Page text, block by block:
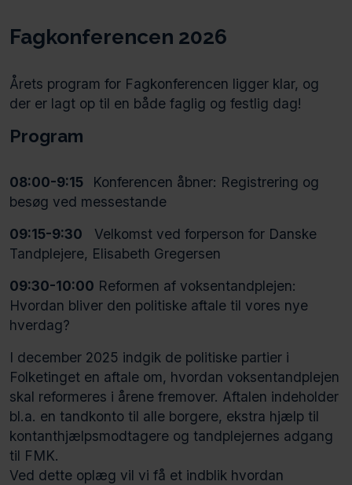
Fagkonferencen 2026
Årets program for Fagkonferencen ligger klar, og
der er lagt op til en både faglig og festlig dag!
Program
08:00-9:15 Konferencen åbner: Registrering og
besøg ved messestande
09:15-9:30 Velkomst ved forperson for Danske
Tandplejere, Elisabeth Gregersen
09:30-10:00 Reformen af voksentandplejen:
Hvordan bliver den politiske aftale til vores nye
hverdag?
I december 2025 indgik de politiske partier i
Folketinget en aftale om, hvordan voksentandplejen
skal reformeres i årene fremover. Aftalen indeholder
bl.a. en tandkonto til alle borgere, ekstra hjælp til
kontanthjælpsmodtagere og tandplejernes adgang
til FMK.
Ved dette oplæg vil vi få et indblik hvordan